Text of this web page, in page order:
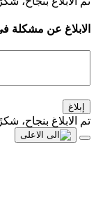
الابلاغ عن مشكلة
إبلاغ
تم الابلاغ بنجاح،